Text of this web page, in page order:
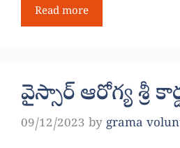
Read more
వైస్సార్ ఆరోగ్య శ్రీ
09/12/2023 by grama